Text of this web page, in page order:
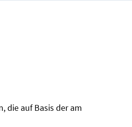
die auf Basis der am